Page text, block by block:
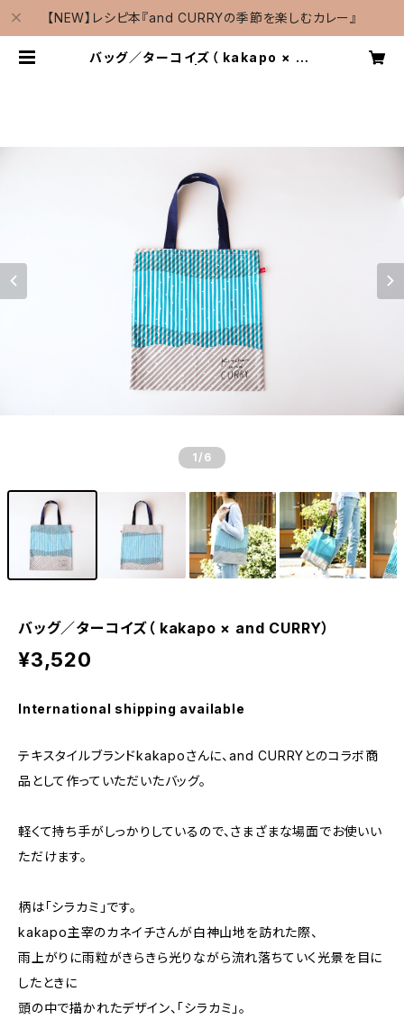
【NEW】レシピ本『and CURRYの季節を楽しむカレー』
バッグ／ターコイズ（ kakapo × an
1 /6
バッグ／ターコイズ（ kakapo × and CURRY）
¥3,520
International shipping available
テキスタイルブランドkakapoさんに、and CURRYとのコラボ商
品として作っていただいたバッグ。
軽くて持ち手がしっかりしているので、さまざまな場面でお使いい
ただけます。
柄は「シラカミ」です。
kakapo主宰のカネイチさんが白神山地を訪れた際、
雨上がりに雨粒がきらきら光りながら流れ落ちていく光景を目に
したときに
頭の中で描かれたデザイン、「シラカミ」。